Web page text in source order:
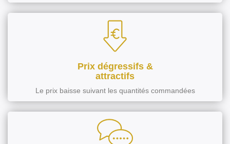
Prix dégressifs &
attractifs
Le prix baisse suivant les quantités commandées